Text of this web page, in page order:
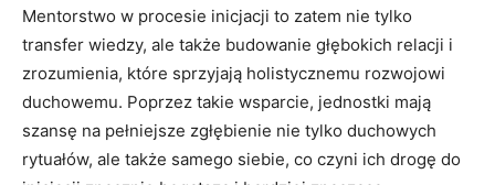
Mentorstwo w procesie inicjacji to zatem nie tylko
transfer wiedzy, ale także budowanie głębokich relacji i
zrozumienia, które sprzyjają holistycznemu rozwojowi
duchowemu. Poprzez takie wsparcie, jednostki mają
szansę na pełniejsze zgłębienie nie tylko duchowych
rytuałów, ale także samego siebie, co czyni ich drogę do